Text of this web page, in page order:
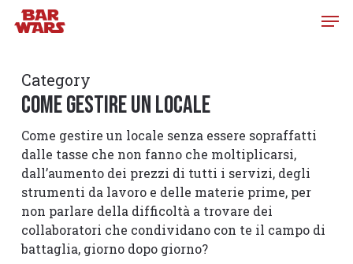
Skip
content
Category
Come Gestire un Locale
Come gestire un locale senza essere sopraffatti
dalle tasse che non fanno che moltiplicarsi,
dall’aumento dei prezzi di tutti i servizi, degli
strumenti da lavoro e delle materie prime, per
non parlare della difficoltà a trovare dei
collaboratori che condividano con te il campo di
battaglia, giorno dopo giorno?